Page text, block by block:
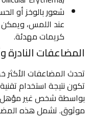
شعور بالوخز أو
عند اللمس،
كريمات مهدئة.
المضاعفات النادرة
تحدث المضاعفات الأكثر
تكون نتيجة استخدام
بواسطة شخص غير مؤهل.
موثوق. تشمل هذه